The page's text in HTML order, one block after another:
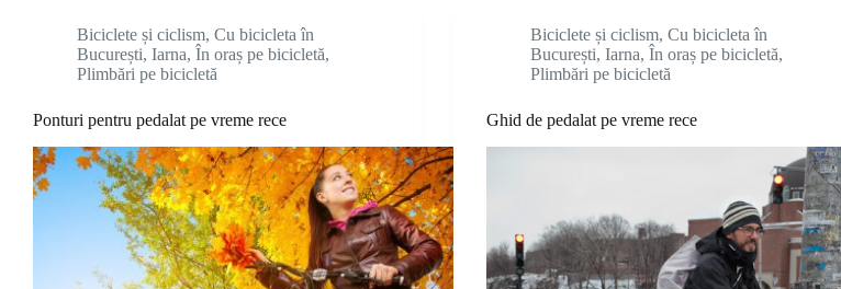
Biciclete și ciclism, Cu bicicleta în
București, Iarna, În oraș pe bicicletă,
Plimbări pe bicicletă
Ponturi pentru pedalat pe vreme rece
Biciclete și ciclism,Cu bicicleta în
București,Iarna,În oraș pe bicicletă,
Plimbări pe bicicletă
Ghid de pedalat pe vreme rece